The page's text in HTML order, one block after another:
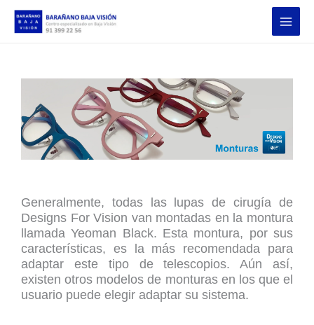
Generalmente, todas las lupas de cirugía de
Designs For Vision van montadas en la montura
llamada Yeoman Black. Esta montura, por sus
características, es la más recomendada para
adaptar este tipo de telescopios. Aún así,
existen otros modelos de monturas en los que el
usuario puede elegir adaptar su sistema.